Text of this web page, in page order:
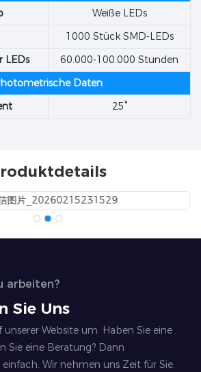
Weiße LEDs
1000 Stück SMD-LEDs
LEDs
60.000-100.000 Stunden
Daten
25°
arbeiten?
Sie Uns
unserer Website um. Haben Sie eine
Sie eine Beratung? Dann
Wir nehmen uns Zeit für Sie.